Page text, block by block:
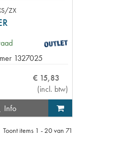
ZX
1327025
€ 15,83
(incl. btw)
Info
Toont items 1 - 20van 71